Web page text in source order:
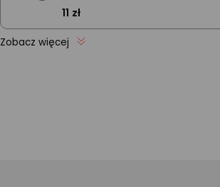
11 zł
Zobacz więcej